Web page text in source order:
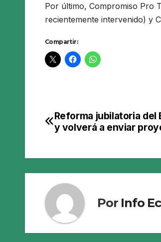
Por último, Compromiso Pro
recientemente intervenido) y
Compartir:
Navegación
entradas
Reforma jubilatoria
y volverá a enviar
Por Info